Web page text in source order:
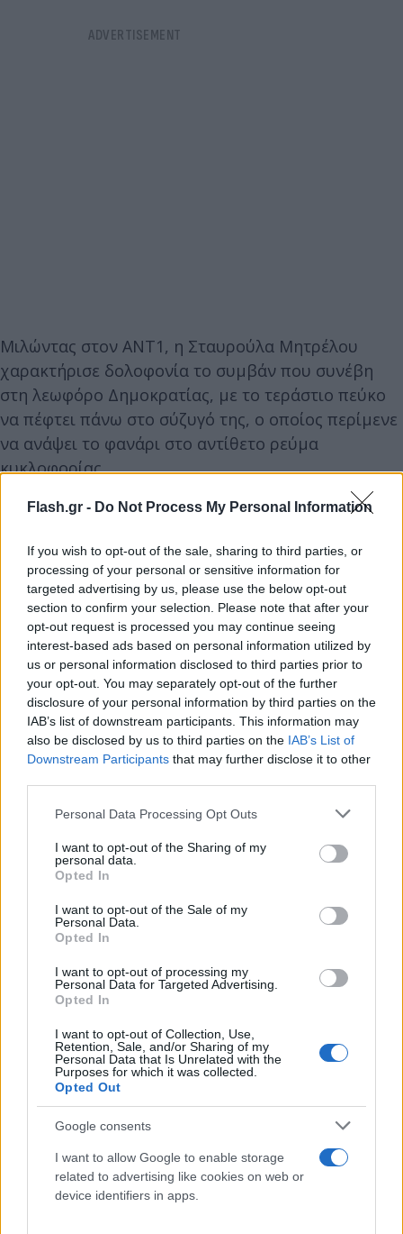
Flash.gr - Do Not Process My Personal Information
If you wish to opt-out of the sale, sharing to third parties, or
processing of your personal or sensitive information for
targeted advertising by us, please use the below opt-out
section to confirm your selection. Please note that after your
opt-out request is processed you may continue seeing
interest-based ads based on personal information utilized by
us or personal information disclosed to third parties prior to
your opt-out. You may separately opt-out of the further
disclosure of your personal information by third parties on the
IAB’s list of downstream participants. This information may
also be disclosed by us to third parties on the IAB’s List of
Downstream Participants that may further disclose it to other
Please note that this website/app uses one or more Google
not limited to your visit or usage behaviour. You may click to
grant or deny consent to Google and its third-party tags to
use your data for below specified purposes in below Google
consent section.
Personal Data Processing Opt Outs
I want to opt-out of the Sharing of my
personal data.
Opted In
I want to opt-out of the Sale of my
Personal Data.
Opted In
I want to opt-out of processing my
Personal Data for Targeted Advertising.
Opted In
I want to opt-out of Collection, Use,
Retention, Sale, and/or Sharing of my
Personal Data that Is Unrelated with the
Purposes for which it was collected.
Opted Out
Google consents
I want to allow Google to enable storage
related to advertising like cookies on web or
device identifiers in apps.
Μιλώντας στον ANT1, η Σταυρούλα Μητρέλου
χαρακτήρισε δολοφονία το συμβάν που συνέβη
στη λεωφόρο Δημοκρατίας, με το τεράστιο πεύκο
να πέφτει πάνω στο σύζυγό της, ο οποίος περίμενε
να ανάψει το φανάρι στο αντίθετο ρεύμα
κυκλοφορίας.
Μάλιστα, το βαρύ δέντρο έπεσε με αρκετή δύναμη
πάνω στον άτυχο οδηγό, που του έκοψε στα δύο το
κράνος που φορούσε.
«Για δολοφονία πρόκειται για μένα. Να κάτσουν